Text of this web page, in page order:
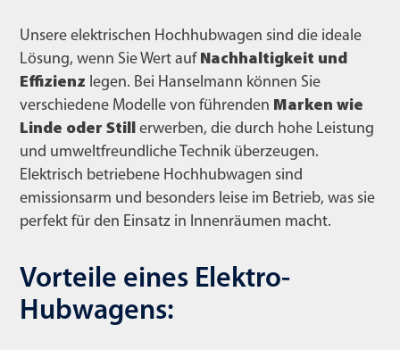
Unsere elektrischen Hochhubwagen sind die ideale
Lösung, wenn Sie Wert auf Nachhaltigkeit und
Effizienz legen. Bei Hanselmann können Sie
verschiedene Modelle von führenden Marken wie
Linde oder Still erwerben, die durch hohe Leistung
und umweltfreundliche Technik überzeugen.
Elektrisch betriebene Hochhubwagen sind
emissionsarm und besonders leise im Betrieb, was sie
perfekt für den Einsatz in Innenräumen macht.
Vorteile eines Elektro-
Hubwagens: